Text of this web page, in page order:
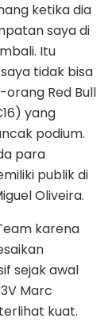
ketika dia
saya di
Itu
tidak bisa
Red Bull
yang
podium.
para
publik di
Oliveira.
karena
sejak awal
Marc
kuat.